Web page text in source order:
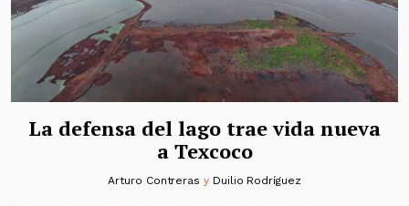
La defensa del lago trae vida nueva
a Texcoco
Arturo Contreras y Duilio Rodríguez